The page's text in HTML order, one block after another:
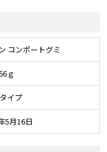
コンポートグミ
ｇ
イプ
5月16日